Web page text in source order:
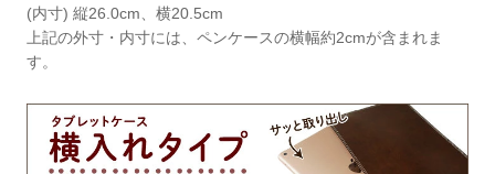
(内寸) 縦26.0cm、横20.5cm
上記の外寸・内寸には、ペンケースの横幅約2cmが含まれま
す。